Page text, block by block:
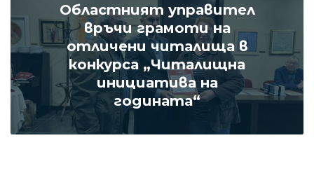
Областният управител
връчи грамоти на
отличени читалища в
конкурса „Читалищна
инициатива на
годината“